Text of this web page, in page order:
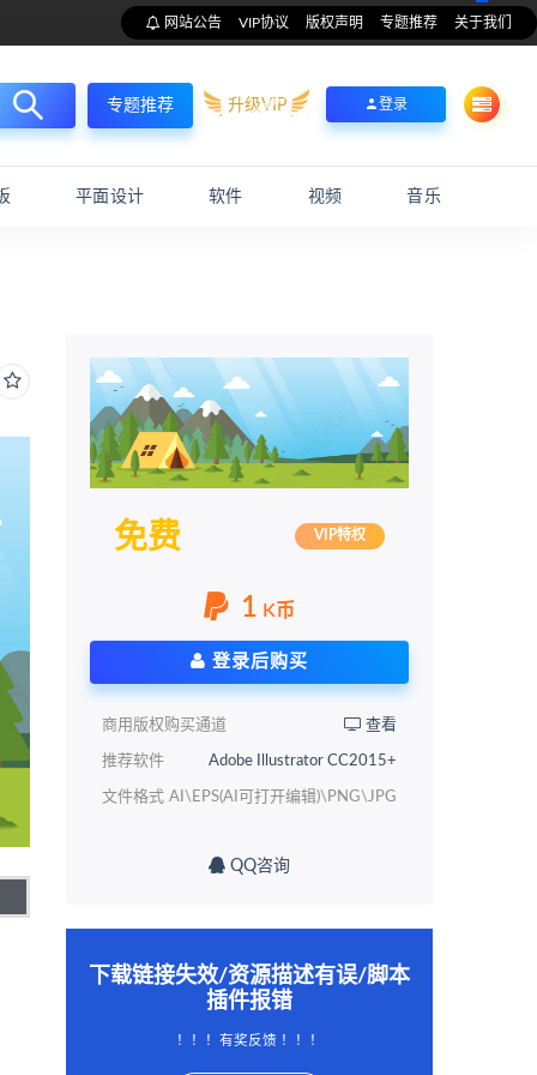
网站公告 VIP协议 版权声明 专题推荐 关于我们
专题推荐 升级VIP 登录
平面设计 软件 视频 音乐
免费 VIP特权
1 K币
登录后购买
商用版权购买通道 查看
推荐软件 Adobe Illustrator CC2015+
文件格式 AI\EPS(AI可打开编辑)\PNG\JPG
QQ咨询
下载链接失效/资源描述有误/脚本
插件报错
！！！有奖反馈 ！！！